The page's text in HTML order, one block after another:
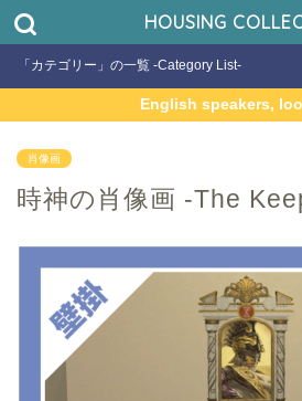
HOUSING
「カテゴリー」の一覧 -Category List-
English speakers,
肖像画
時神の肖像画 -The